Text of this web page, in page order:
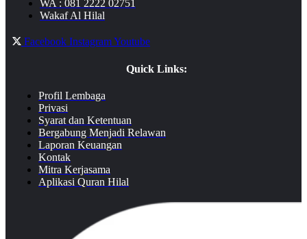
WA : 081 2222 02751
Wakaf Al Hilal
Facebook InstagramYoutube
Quick Links:
Profil Lembaga
Privasi
Syarat dan Ketentuan
Bergabung Menjadi Relawan
Laporan Keuangan
Kontak
Mitra Kerjasama
Aplikasi Quran Hilal